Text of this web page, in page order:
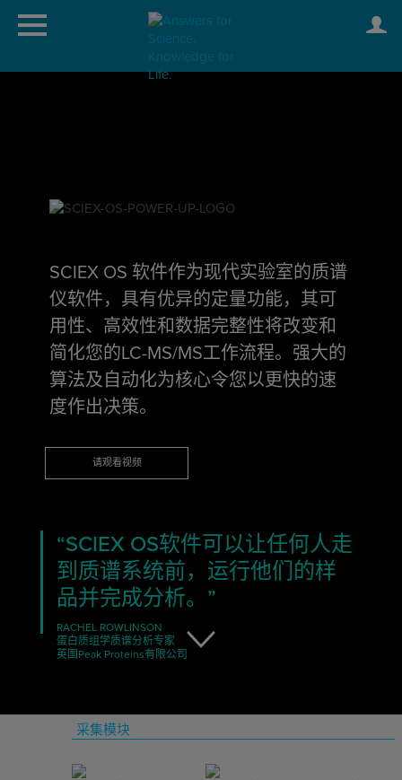
SCIEX OS 软件作为现代实验室的质谱
仪软件，具有优异的定量功能，其可
用性、高效性和数据完整性将改变和
简化您的LC-MS/MS工作流程。强大的
算法及自动化为核心令您以更快的速
度作出决策。
请观看视频
“SCIEX OS软件可以让任何人走
到质谱系统前，运行他们的样
品并完成分析。”
RACHEL ROWLINSON
蛋白质组学质谱分析专家
英国Peak Proteins有限公司
采集模块